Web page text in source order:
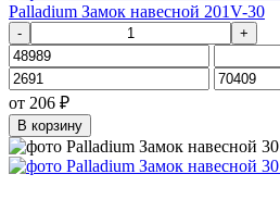
Palladium Замок навесной 201V-30
- +
от 206 ₽
В корзину